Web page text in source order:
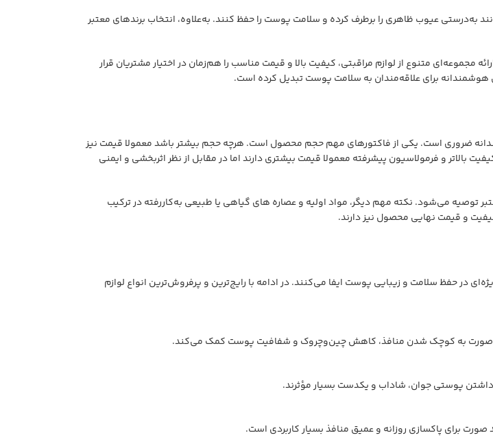
عیوب ظاهری را برطرف کرده و سلامت پوست را حفظ کنند. به‌علاوه، انتخاب برندهای معتبر
متنوع از لوازم مراقبتی، کیفیت بالا و قیمت مناسب را هم‌زمان در اختیار مشتریان قرار
برای علاقه‌مندان به سلامت پوست تبدیل کرده است.
ضروری است. یکی از فاکتورهای مهم حجم محصول است. هرچه حجم بیشتر باشد معمولا قیمت نیز
و فرمولاسیون پیشرفته معمولا قیمت بیشتری دارند اما در مقابل از نظر اثربخشی و ایمنی
می‌شود. نکته مهم دیگر، مواد اولیه و عصاره های گیاهی یا طبیعی به‌کاررفته در ترکیب
و قیمت نهایی محصول نیز دارند.
حفظ سلامت و زیبایی پوست ایفا می‌کنند. در ادامه با رایج‌ترین و پرفروش‌ترین انواع لوازم
صورت به کوچک شدن منافذ، کاهش چین‌وچروک و شفافیت پوست کمک می‌کند.
داشتن پوستی جوان، شاداب و یکدست بسیار مؤثرند.
برای پاکسازی روزانه و عمیق منافذ بسیار کاربردی است.